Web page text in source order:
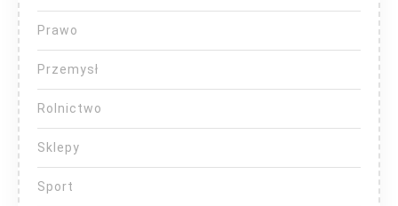
Prawo
Przemysł
Rolnictwo
Sklepy
Sport